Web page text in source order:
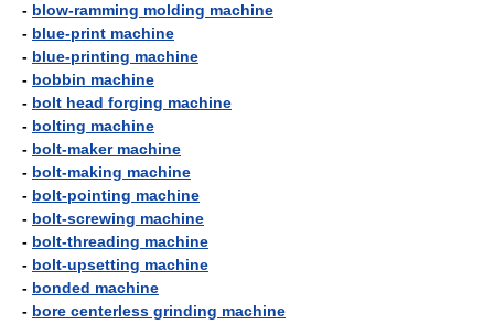
- blow-ramming molding machine
- blue-print machine
- blue-printing machine
- bobbin machine
- bolt head forging machine
- bolting machine
- bolt-maker machine
- bolt-making machine
- bolt-pointing machine
- bolt-screwing machine
- bolt-threading machine
- bolt-upsetting machine
- bonded machine
- bore centerless grinding machine